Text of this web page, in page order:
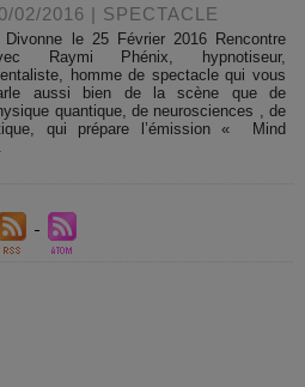
02/2016 | SPECTACLE
Divonne le 25 Février 2016 Rencontre
Raymi Phénix, hypnotiseur,
homme de spectacle qui vous
aussi bien de la scène que de
quantique, de neurosciences , de
qui prépare l’émission « Mind